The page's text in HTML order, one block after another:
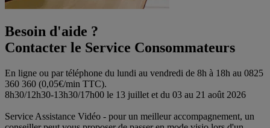
Besoin d'aide ?
Contacter le Service Consommateurs
En ligne ou par téléphone du lundi au vendredi de 8h à 18h au 0825
360 360 (0,05€/min TTC).
8h30/12h30-13h30/17h00 le 13 juillet et du 03 au 21 août 2026
Service Assistance Vidéo - pour un meilleur accompagnement, un